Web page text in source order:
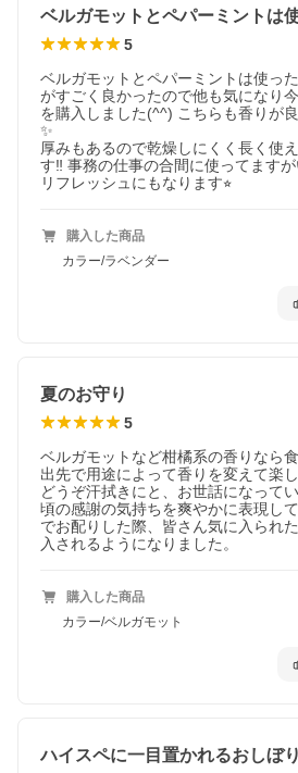
5
ベルガモットとペパーミントは使っ
がすごく良かったので他も気になり
を購入しました(^^) こちらも香りが
✨
厚みもあるので乾燥しにくく長く使
す‼︎ 事務の仕事の合間に使ってます
リフレッシュにもなります⭐︎
購入した商品
カラー/ラベンダー
夏のお守り
5
ベルガモットなど柑橘系の香りなら
出先で用途によって香りを変えて楽
どうぞ汗拭きにと、お世話になって
頃の感謝の気持ちを爽やかに表現し
でお配りした際、皆さん気に入られ
入されるようになりました。
購入した商品
カラー/ベルガモット
ハイスペに一目置かれるおしぼり